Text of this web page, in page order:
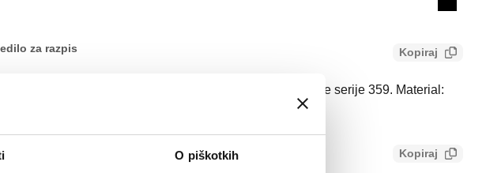
O piškotkih
Collapse
za razpis Kopiraj
359002. Slepi čep s pritrdilno sponko za razdelilnike serije 359. Material:
code
495e-4b76-8ac8-0bff511aaf78
Kopiraj